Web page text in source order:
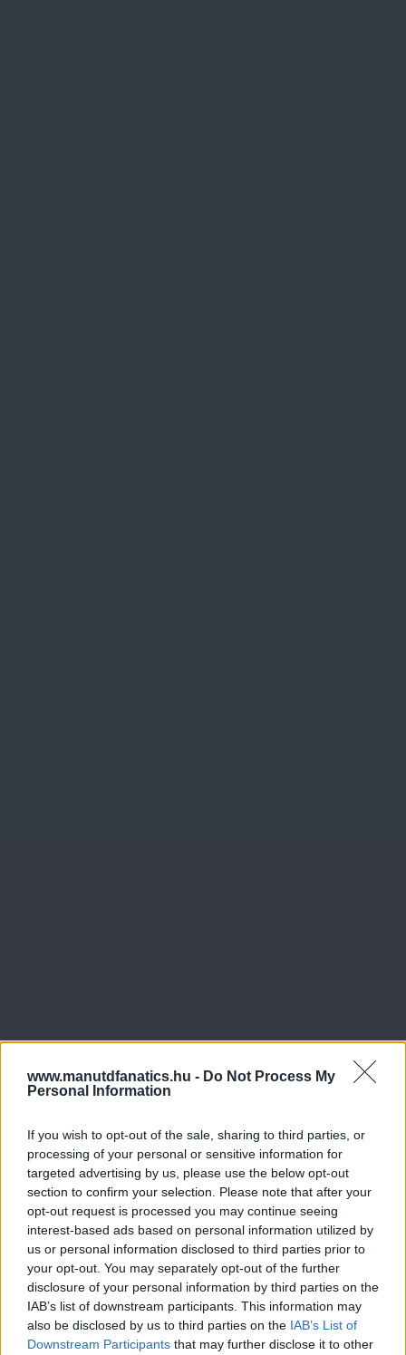
www.manutdfanatics.hu - Do Not Process My
Personal Information
If you wish to opt-out of the sale, sharing to third parties, or
processing of your personal or sensitive information for
targeted advertising by us, please use the below opt-out
section to confirm your selection. Please note that after your
opt-out request is processed you may continue seeing
interest-based ads based on personal information utilized by
us or personal information disclosed to third parties prior to
your opt-out. You may separately opt-out of the further
disclosure of your personal information by third parties on the
IAB’s list of downstream participants. This information may
also be disclosed by us to third parties on the IAB’s List of
Downstream Participants that may further disclose it to other